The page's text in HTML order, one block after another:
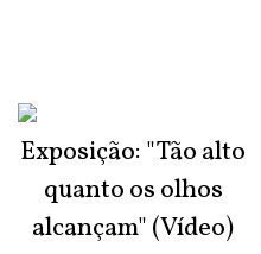
Exposição: "Tão alto
quanto os olhos
alcançam" (Vídeo)